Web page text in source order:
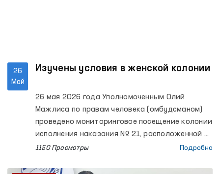
26
Май
Изучены условия в женской колонии
26 мая 2026 года Уполномоченным Олий
Мажлиса по правам человека (омбудсманом)
проведено мониторинговое посещение колонии
исполнения наказания № 21, расположенной в
Зангиатинском районе Ташкентской области.
1150 Просмотры Подробно